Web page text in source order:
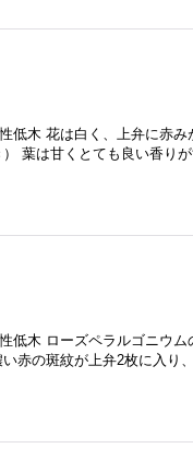
低木 花は白く、上弁に赤
葉は甘くとても良い香り
低木 ローズペラルゴニウ
赤の斑紋が上弁2枚に入り